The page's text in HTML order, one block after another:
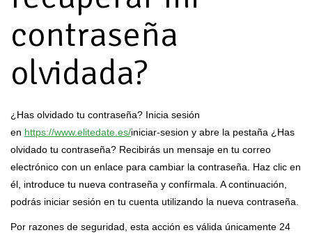
contraseña
olvidada?
¿Has olvidado tu contraseña? Inicia sesión
en https://www.elitedate.es/iniciar-sesion y abre la pestaña ¿Has
olvidado tu contraseña? Recibirás un mensaje en tu correo
electrónico con un enlace para cambiar la contraseña. Haz clic en
él, introduce tu nueva contraseña y confírmala. A continuación,
podrás iniciar sesión en tu cuenta utilizando la nueva contraseña.
Por razones de seguridad, esta acción es válida únicamente 24